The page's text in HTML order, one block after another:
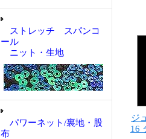
ストレッチ スパンコ
ール
ニット・生地
パワーネット/裏地・股
布
ジ
16